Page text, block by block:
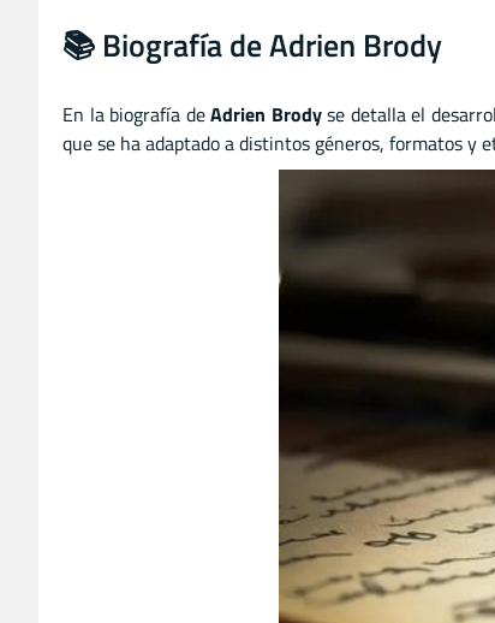
📚 Biografía de Adrien Brody
En la biografía deAdrien Brodyse detalla el
que se ha adaptado a distintos géneros, formatos y